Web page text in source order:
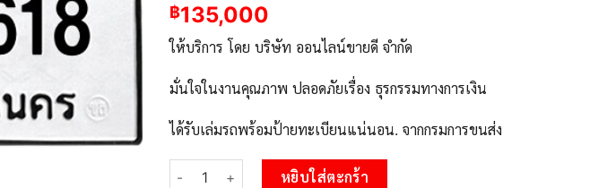
฿135,000
ให้บริการ โดย บริษัท ออนไลน์ขายดี จำกัด
มั่นใจในงานคุณภาพ ปลอดภัยเรื่อง ธุรกรรมทางการเงิน
ได้รับเล่มรถพร้อมป้ายทะเบียนแน่นอน. จากกรมการขนส่ง
จำนวน 1.okdee ผลรวมดี 23 ป้ายทะเบียนรถ ฆน 618 จากกรมขนส่ง ชิ้น
หยิบใส่ตะกร้า